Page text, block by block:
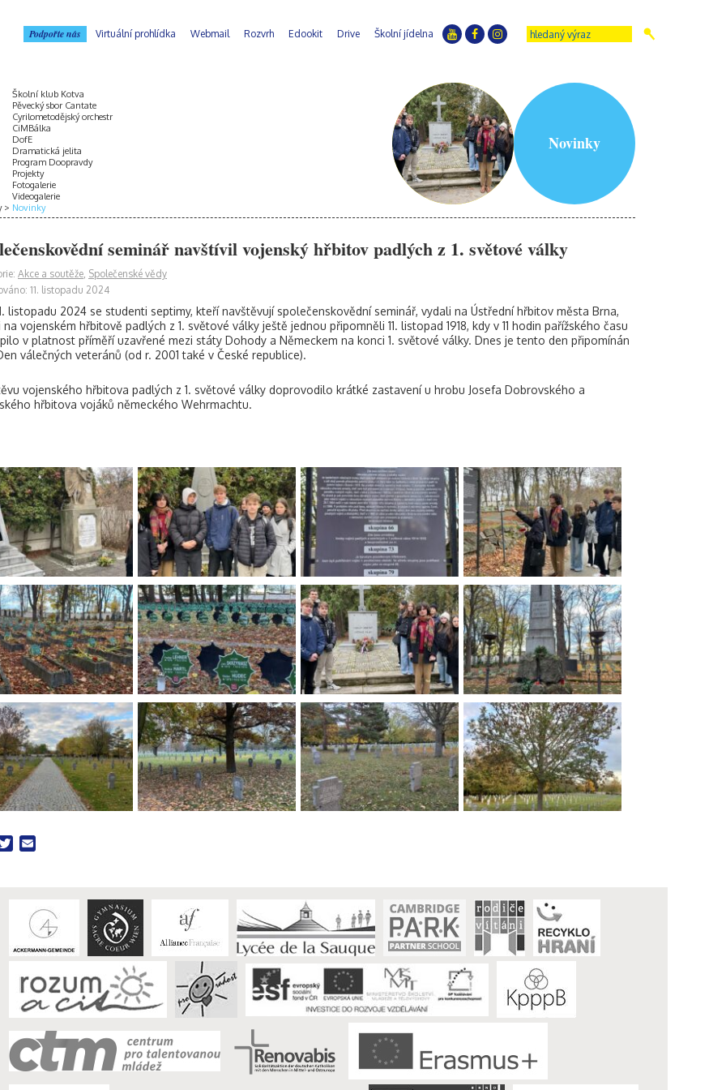
Podpořte nás Virtuální prohlídka Webmail Rozvrh Edookit Drive Školní jídelna
Školní klub Kotva
Pěvecký sbor Cantate
Cyrilometodějský orchestr
CiMBálka
DofE
Dramatická jelita
Program Doopravdy
Projekty
Fotogalerie
Videogalerie
Novinky
Novinky
seminář navštívil vojenský hřbitov padlých z 1. světové války
Akce a soutěže, Společenské vědy
11. listopadu 2024
listopadu 2024 se studenti septimy, kteří navštěvují společenskovědní seminář, vydali na Ústřední hřbitov města Brna,
na vojenském hřbitově padlých z 1. světové války ještě jednou připomněli 11. listopad 1918, kdy v 11 hodin pařížského času
v platnost příměří uzavřené mezi státy Dohody a Německem na konci 1. světové války. Dnes je tento den připomínán
válečných veteránů (od r. 2001 také v České republice).
vojenského hřbitova padlých z 1. světové války doprovodilo krátké zastavení u hrobu Josefa Dobrovského a
hřbitova vojáků německého Wehrmachtu.
Twitter